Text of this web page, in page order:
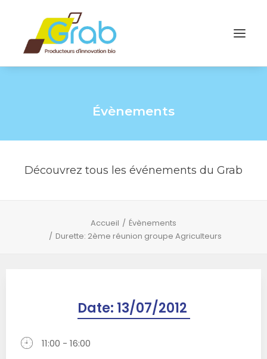
Évènements
Découvrez tous les événements du Grab
Accueil
Évènements
Durette: 2ème réunion groupe Agriculteurs
Date: 13/07/2012
11:00 - 16:00